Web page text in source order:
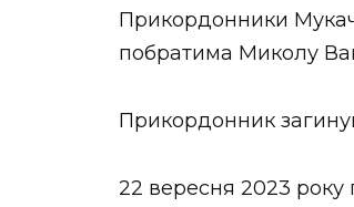
Прикордонники
побратима Миколу
Прикордонник
22 вересня 2023 року